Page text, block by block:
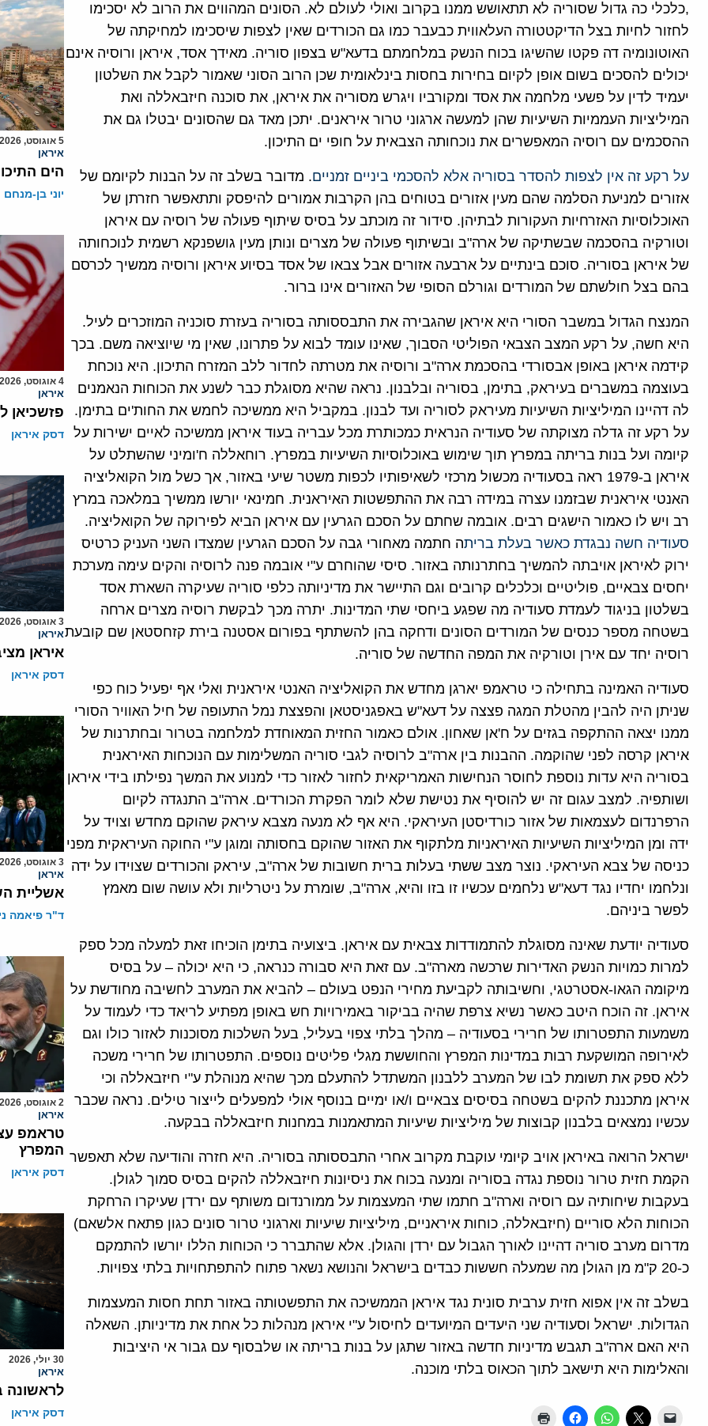
,כלכלי כה גדול שסוריה לא תתאושש ממנו בקרוב ואולי לעולם לא. הסונים המהווים את הרוב לא יסכימו
לחזור לחיות בצל הדיקטטורה העלאווית כבעבר כמו גם הכורדים שאין לצפות שיסכימו למחיקתה של
האוטונומיה דה פקטו שהשיגו בכוח הנשק במלחמתם בדעא"ש בצפון סוריה. מאידך אסד, איראן ורוסיה אינם
יכולים להסכים בשום אופן לקיום בחירות בחסות בינלאומית שכן הרוב הסוני שאמור לקבל את השלטון
יעמיד לדין על פשעי מלחמה את אסד ומקורביו ויגרש מסוריה את איראן, את סוכנה חיזבאללה ואת
המיליציות העממיות השיעיות שהן למעשה ארגוני טרור איראנים. יתכן מאד גם שהסונים יבטלו גם את
ההסכמים עם רוסיה המאפשרים את נוכחותה הצבאית על חופי ים התיכון.
על רקע זה אין לצפות להסדר בסוריה אלא להסכמי ביניים זמניים. מדובר בשלב זה על הבנות לקיומם של
אזורים למניעת הסלמה שהם מעין אזורים בטוחים בהן הקרבות אמורים להיפסק ותתאפשר חזרתן של
האוכלוסיות האזרחיות העקורות לבתיהן. סידור זה מוכתב על בסיס שיתוף פעולה של רוסיה עם איראן
וטורקיה בהסכמה שבשתיקה של ארה"ב ובשיתוף פעולה של מצרים ונותן מעין גושפנקא רשמית לנוכחותה
של איראן בסוריה. סוכם בינתיים על ארבעה אזורים אבל צבאו של אסד בסיוע איראן ורוסיה ממשיך לכרסם
בהם בצל חולשתם של המורדים וגורלם הסופי של האזורים אינו ברור.
המנצח הגדול במשבר הסורי היא איראן שהגבירה את התבססותה בסוריה בעזרת סוכניה המוזכרים לעיל.
היא חשה, על רקע המצב הצבאי הפוליטי הסבוך, שאינו עומד לבוא על פתרונו, שאין מי שיוציאה משם. בכך
קידמה איראן באופן אבסורדי בהסכמת ארה"ב ורוסיה את מטרתה לחדור ללב המזרח התיכון. היא נוכחת
בעוצמה במשברים בעיראק, בתימן, בסוריה ובלבנון. נראה שהיא מסוגלת כבר לשנע את הכוחות הנאמנים
לה דהיינו המיליציות השיעיות מעיראק לסוריה ועד לבנון. במקביל היא ממשיכה לחמש את החות'ים בתימן.
על רקע זה גדלה מצוקתה של סעודיה הנראית כמכותרת מכל עבריה בעוד איראן ממשיכה לאיים ישירות על
קיומה ועל בנות בריתה במפרץ תוך שימוש באוכלוסיות השיעיות במפרץ. רוחאללה ח'ומיני שהשתלט על
איראן ב-1979 ראה בסעודיה מכשול מרכזי לשאיפותיו לכפות משטר שיעי באזור, אך כשל מול הקואליציה
האנטי איראנית שבזמנו עצרה במידה רבה את ההתפשטות האיראנית. חמינאי יורשו ממשיך במלאכה במרץ
רב ויש לו כאמור הישגים רבים. אובמה שחתם על הסכם הגרעין עם איראן הביא לפירוקה של הקואליציה.
סעודיה חשה נבגדת כאשר בעלת בריתה חתמה מאחורי גבה על הסכם הגרעין שמצדו השני העניק כרטיס
ירוק לאיראן אויבתה להמשיך בחתרנותה באזור. סיסי שהוחרם ע"י אובמה פנה לרוסיה והקים עימה מערכת
יחסים צבאיים, פוליטיים וכלכלים קרובים וגם התיישר את מדיניותה כלפי סוריה שעיקרה השארת אסד
בשלטון בניגוד לעמדת סעודיה מה שפגע ביחסי שתי המדינות. יתרה מכך לבקשת רוסיה מצרים ארחה
בשטחה מספר כנסים של המורדים הסונים ודחקה בהן להשתתף בפורום אסטנה בירת קזחסטאן שם קובעת
רוסיה יחד עם אירן וטורקיה את המפה החדשה של סוריה.
סעודיה האמינה בתחילה כי טראמפ יארגן מחדש את הקואליציה האנטי איראנית ואלי אף יפעיל כוח כפי
שניתן היה להבין מהטלת המגה פצצה על דעא"ש באפגניסטאן והפצצת נמל התעופה של חיל האוויר הסורי
ממנו יצאה ההתקפה בגזים על ח'אן שאחון. אולם כאמור החזית המאוחדת למלחמה בטרור ובחתרנות של
איראן קרסה לפני שהוקמה. ההבנות בין ארה"ב לרוסיה לגבי סוריה המשלימות עם הנוכחות האיראנית
בסוריה היא עדות נוספת לחוסר הנחישות האמריקאית לחזור לאזור כדי למנוע את המשך נפילתו בידי איראן
ושותפיה. למצב עגום זה יש להוסיף את נטישת שלא לומר הפקרת הכורדים. ארה"ב התנגדה לקיום
הרפרנדום לעצמאות של אזור כורדיסטן העיראקי. היא אף לא מנעה מצבא עיראק שהוקם מחדש וצויד על
ידה ומן המיליציות השיעיות האיראניות מלתקוף את האזור שהוקם בחסותה ומוגן ע"י החוקה העיראקית מפני
כניסה של צבא העיראקי. נוצר מצב ששתי בעלות ברית חשובות של ארה"ב, עיראק והכורדים שצוידו על ידה
ונלחמו יחדיו נגד דעא"ש נלחמים עכשיו זו בזו והיא, ארה"ב, שומרת על ניטרליות ולא עושה שום מאמץ
לפשר ביניהם.
סעודיה יודעת שאינה מסוגלת להתמודדות צבאית עם איראן. ביצועיה בתימן הוכיחו זאת למעלה מכל ספק
למרות כמויות הנשק האדירות שרכשה מארה"ב. עם זאת היא סבורה כנראה, כי היא יכולה – על בסיס
מיקומה הגאו-אסטרטגי, וחשיבותה לקביעת מחירי הנפט בעולם – להביא את המערב לחשיבה מחודשת על
איראן. זה הוכח היטב כאשר נשיא צרפת שהיה בביקור באמירויות חש באופן מפתיע לריאד כדי לעמוד על
משמעות התפטרותו של חרירי בסעודיה – מהלך בלתי צפוי בעליל, בעל השלכות מסוכנות לאזור כולו וגם
לאירופה המושקעת רבות במדינות המפרץ והחוששת מגלי פליטים נוספים. התפטרותו של חרירי משכה
ללא ספק את תשומת לבו של המערב ללבנון המשתדל להתעלם מכך שהיא מנוהלת ע"י חיזבאללה וכי
איראן מתכננת להקים בשטחה בסיסים צבאיים ו/או ימיים בנוסף אולי למפעלים לייצור טילים. נראה שכבר
עכשיו נמצאים בלבנון קבוצות של מיליציות שיעיות המתאמנות במחנות חיזבאללה בבקעה.
ישראל הרואה באיראן אויב קיומי עוקבת מקרוב אחרי התבססותה בסוריה. היא חזרה והודיעה שלא תאפשר
הקמת חזית טרור נוספת נגדה בסוריה ומנעה בכוח את ניסיונות חיזבאללה להקים בסיס סמוך לגולן.
בעקבות שיחותיה עם רוסיה וארה"ב חתמו שתי המעצמות על ממורנדום משותף עם ירדן שעיקרו הרחקת
הכוחות הלא סוריים (חיזבאללה, כוחות איראניים, מיליציות שיעיות וארגוני טרור סונים כגון פתאח אלשאם)
מדרום מערב סוריה דהיינו לאורך הגבול עם ירדן והגולן. אלא שהתברר כי הכוחות הללו יורשו להתמקם
כ-20 ק"מ מן הגולן מה שמעלה חששות כבדים בישראל והנושא נשאר פתוח להתפתחויות בלתי צפויות.
בשלב זה אין אפוא חזית ערבית סונית נגד איראן הממשיכה את התפשטותה באזור תחת חסות המעצמות
הגדולות. ישראל וסעודיה שני היעדים המיועדים לחיסול ע"י איראן מנהלות כל אחת את מדיניותן. השאלה
היא האם ארה"ב תגבש מדיניות חדשה באזור שתגן על בנות בריתה או שלבסוף עם גבור אי היציבות
והאלימות היא תישאב לתוך הכאוס בלתי מוכנה.
5 אוגוסט, 2026
איראן
הים
יוני בן-מנחם
4 אוגוסט, 2026
איראן
פזשכיאן
דסק איראן
3 אוגוסט, 2026
איראן
איראן
דסק איראן
3 אוגוסט, 2026
איראן
אשליית
ד"ר פיאמה
2 אוגוסט, 2026
איראן
טראמפ
המפרץ
דסק איראן
30 יולי, 2026
איראן
לראשונה
דסק איראן